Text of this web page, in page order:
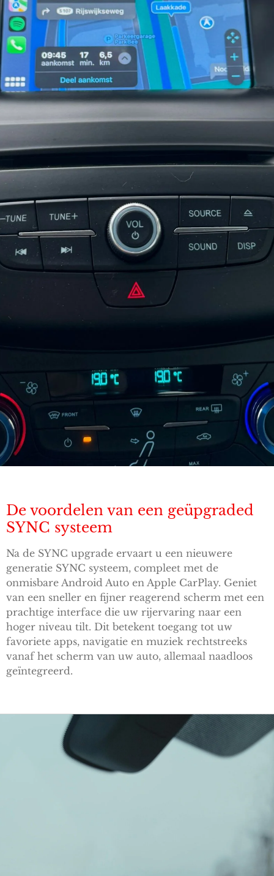
De voordelen van een geüpgraded
SYNC systeem
Na de SYNC upgrade ervaart u een nieuwere
generatie SYNC systeem, compleet met de
onmisbare Android Auto en Apple CarPlay. Geniet
van een sneller en fijner reagerend scherm met een
prachtige interface die uw rijervaring naar een
hoger niveau tilt. Dit betekent toegang tot uw
favoriete apps, navigatie en muziek rechtstreeks
vanaf het scherm van uw auto, allemaal naadloos
geïntegreerd.